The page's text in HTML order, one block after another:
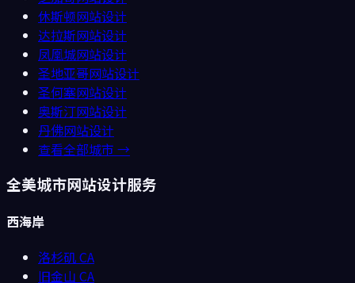
休斯顿网站设计
达拉斯网站设计
凤凰城网站设计
圣地亚哥网站设计
圣何塞网站设计
奥斯汀网站设计
丹佛网站设计
查看全部城市 →
全美城市网站设计服务
西海岸
洛杉矶CA
旧金山 CA